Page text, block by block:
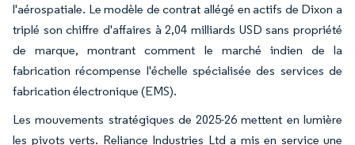
l'aérospatiale. Le modèle de contrat allégé en actifs de Dixon a
triplé son chiffre d'affaires à 2,04 milliards USD sans propriété
de marque, montrant comment le marché indien de la
fabrication récompense l'échelle spécialisée des services de
fabrication électronique (EMS).
Les mouvements stratégiques de 2025-26 mettent en lumière
les pivots verts. Reliance Industries Ltd a mis en service une